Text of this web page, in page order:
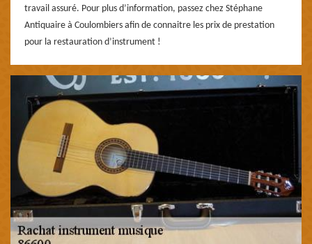
travail assuré. Pour plus d’information, passez chez Stéphane
Antiquaire à Coulombiers afin de connaitre les prix de prestation
pour la restauration d’instrument !